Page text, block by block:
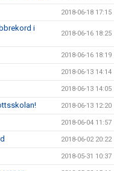
2018-06-18 17:15
i
2018-06-16 18:25
2018-06-16 18:19
2018-06-13 14:14
2018-06-13 14:05
2018-06-13 12:20
2018-06-04 11:57
2018-06-02 20:22
2018-05-31 10:37